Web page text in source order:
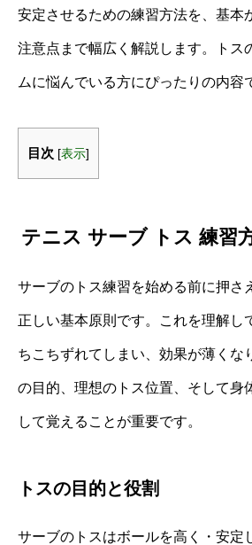
安定させるための練習方法を、基本
注意点まで幅広く解説します。トス
ムに悩んでいる方にぴったりの内容
目次 [表示]
テニス サーブ トス 練習
サーブのトス練習を始める前に押さ
正しい基本原則です。これを理解し
ちこちずれてしまい、効果が薄くな
の目的、理想のトス位置、そして身
して覚えることが重要です。
トスの目的と役割
サーブのトスはボールを高く・安定